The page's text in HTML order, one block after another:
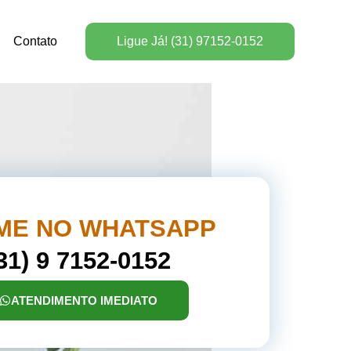
Contato Ligue Já! (31) 97152-0152
NO WHATSAPP
9 7152-0152
ATENDIMENTO IMEDIATO